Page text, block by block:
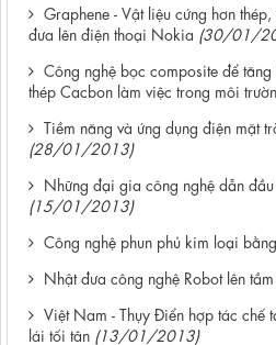
Graphene - Vật liệu cứng hơn
đưa lên điện thoại Nokia (30/01/
Công nghệ bọc composite để
thép Cacbon làm việc trong môi
Tiềm năng và ứng dụng điện mặt
(28/01/2013)
Những đại gia công nghệ dẫn
(15/01/2013)
Công nghệ phun phủ kim loại
Nhật đưa công nghệ Robot lên
Việt Nam - Thụy Điển hợp tác chế
lái tối tân (13/01/2013)